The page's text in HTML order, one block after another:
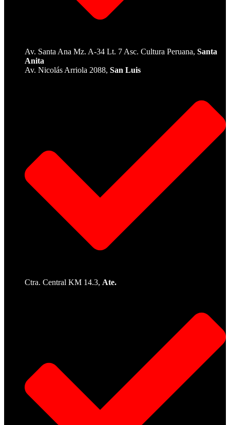
Av. Santa Ana Mz. A-34 Lt. 7 Asc. Cultura Peruana, Santa
Anita
Av. Nicolás Arriola 2088, San Luis
Ctra. Central KM 14.3, Ate.